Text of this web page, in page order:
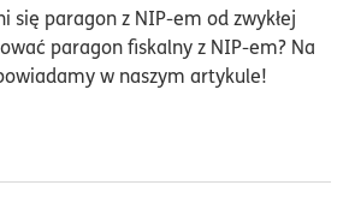
się paragon z NIP-em od zwykłej
paragon fiskalny z NIP-em? Na
w naszym artykule!